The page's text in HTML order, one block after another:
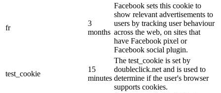
fr
3
months
Facebook sets this cookie to
show relevant advertisements to
users by tracking user behaviour
across the web, on sites that
have Facebook pixel or
Facebook social plugin.
test_cookie
15
minutes
The test_cookie is set by
doubleclick.net and is used to
determine if the user's browser
supports cookies.